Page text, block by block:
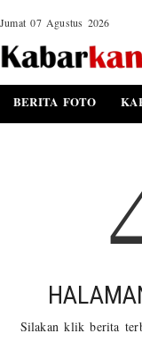
Jumat 07 Agustus 2026
BERITA FOTO
Silakan klik berita